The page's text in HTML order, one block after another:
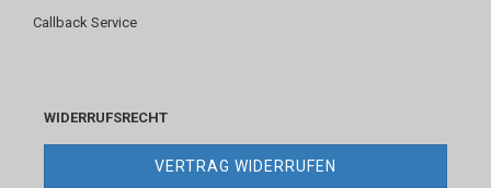
Callback Service
WIDERRUFSRECHT
VERTRAG WIDERRUFEN